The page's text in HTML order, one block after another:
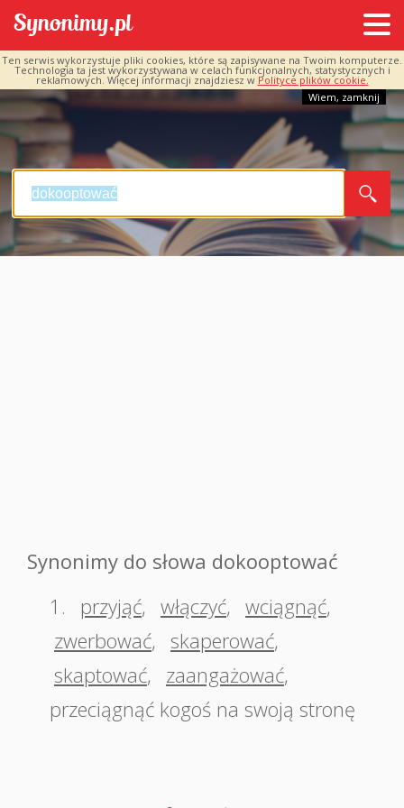
Ten serwis wykorzystuje pliki cookies, które są zapisywane na Twoim komputerze.
Technologia ta jest wykorzystywana w celach funkcjonalnych, statystycznych i
reklamowych. Więcej informacji znajdziesz w Polityce plików cookie.
Wiem, zamknij
Synonimy do słowa dokooptować
1.
przyjąć, włączyć, wciągnąć,
zwerbować, skaperować,
skaptować, zaangażować,
przeciągnąć kogoś na swoją stronę